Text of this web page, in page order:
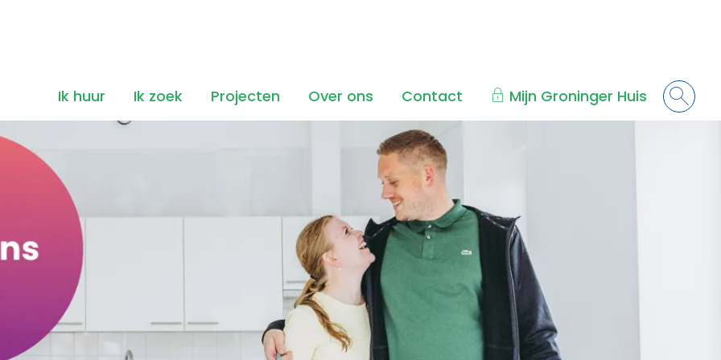
Ik huur Ik zoek Projecten Over ons Contact Mijn Groninger Huis